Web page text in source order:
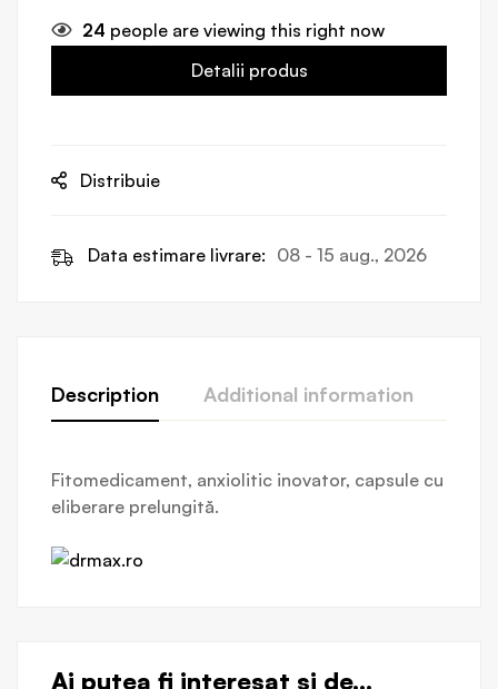
24 people are viewing this right now
Detalii produs
Distribuie
Data estimare livrare: 08 - 15 aug., 2026
Description Additional information
Fitomedicament, anxiolitic inovator, capsule cu
eliberare prelungită.
Ai putea fi interesat si de...